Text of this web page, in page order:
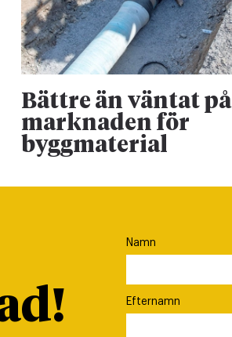
Bättre än väntat på
marknaden för
byggmaterial
Namn
Efternamn